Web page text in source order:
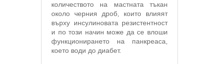
количеството на мастната тъкан
около черния дроб, които влияят
върху инсулиновата резистентност
и по този начин може да се влоши
функционирането на панкреаса,
което води до диабет.